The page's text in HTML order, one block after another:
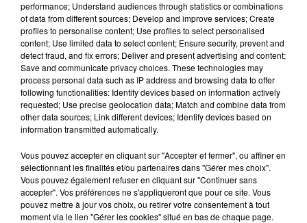
performance; Understand audiences through statistics or combinations
of data from different sources; Develop and improve services; Create
profiles to personalise content; Use profiles to select personalised
content; Use limited data to select content; Ensure security, prevent and
detect fraud, and fix errors; Deliver and present advertising and content;
Save and communicate privacy choices. These technologies may
process personal data such as IP address and browsing data to offer
following functionalities: Identify devices based on information actively
requested; Use precise geolocation data; Match and combine data from
other data sources; Link different devices; Identify devices based on
information transmitted automatically.
Vous pouvez accepter en cliquant sur "Accepter et fermer", ou affiner en
sélectionnant les finalités et/ou partenaires dans "Gérer mes choix".
Vous pouvez également refuser en cliquant sur "Continuer sans
accepter". Vos préférences ne s'appliqueront que pour ce site. Vous
pouvez mettre à jour vos choix, ou retirer votre consentement à tout
moment via le lien "Gérer les cookies" situé en bas de chaque page.